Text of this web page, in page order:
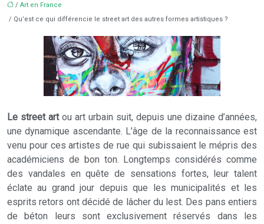
/ Art en France
/ Qu’est ce qui différencie le street art des autres formes artistiques ?
Le street artou art urbain suit, depuis une dizaine d’années,
une dynamique ascendante. L’âge de la reconnaissance est
venu pour ces artistes de rue qui subissaient le mépris des
académiciens de bon ton. Longtemps considérés comme
des vandales en quête de sensations fortes, leur talent
éclate au grand jour depuis que les municipalités et les
esprits retors ont décidé de lâcher du lest. Des pans entiers
de béton leurs sont exclusivement réservés dans les